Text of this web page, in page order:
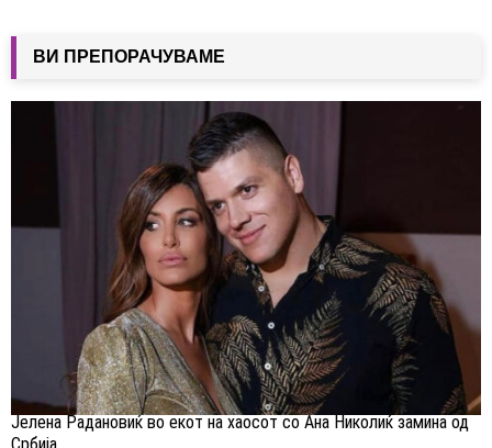
ВИ ПРЕПОРАЧУВАМЕ
Јелена Радановиќ во екот на хаосот со Ана Николиќ замина од
Србија...